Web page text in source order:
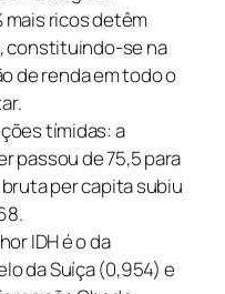
mais ricos detêm
constituindo-se na
de renda em todo o
tímidas: a
passou de 75,5 para
per capita subiu
IDH é o da
da Suíça (0,954) e